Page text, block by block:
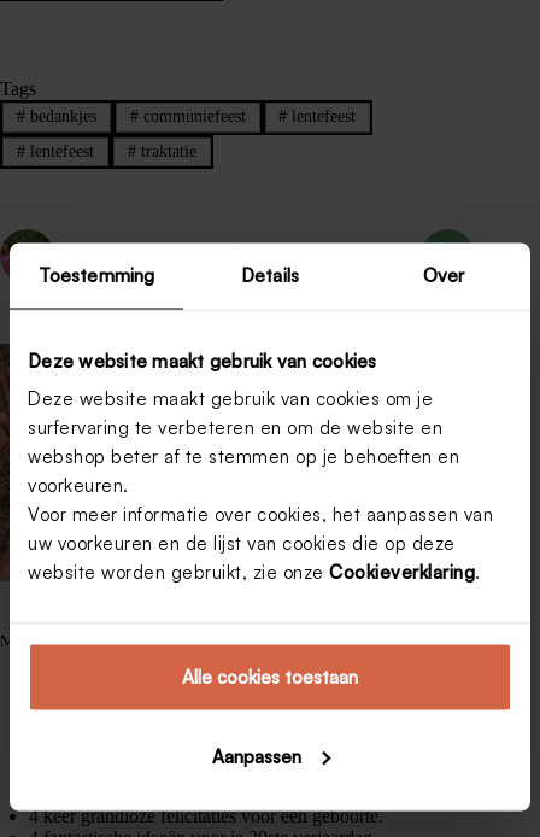
Toestemming Details Over
Deze website maakt gebruik van cookies
Deze website maakt gebruik van cookies om je
surfervaring te verbeteren en om de website en
webshop beter af te stemmen op je behoeften en
voorkeuren.
Voor meer informatie over cookies, het aanpassen van
uw voorkeuren en de lijst van cookies die op deze
website worden gebruikt, zie onze Cookieverklaring.
Alle cookies toestaan
Aanpassen
Tags
#bedankjes #communiefeest # lentefeest
#lentefeest #traktatie
Meest gelezen
Wat zet je op een geboortekaartje?
Zo zet je de leukste cadeautip op je trouwkaart.
Een themafeest organiseren van uitnodigingen tot
Tips voor een prachtige communiefoto.
10 originele gastenboek ideeën voor je bruiloft.
4 keer grandioze felicitaties voor een geboorte.